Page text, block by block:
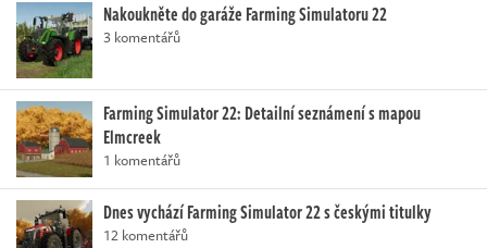
Nakoukněte do garáže Farming Simulatoru 22
3 komentářů
Farming Simulator 22: Detailní seznámení s mapou
Elmcreek
1 komentářů
Dnes vychází Farming Simulator 22 s českými titulky
12 komentářů